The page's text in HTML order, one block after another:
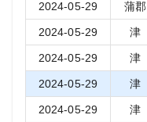
2024-05-29 蒲郡
2024-05-29 津
2024-05-29 津
2024-05-29 津
2024-05-29 津